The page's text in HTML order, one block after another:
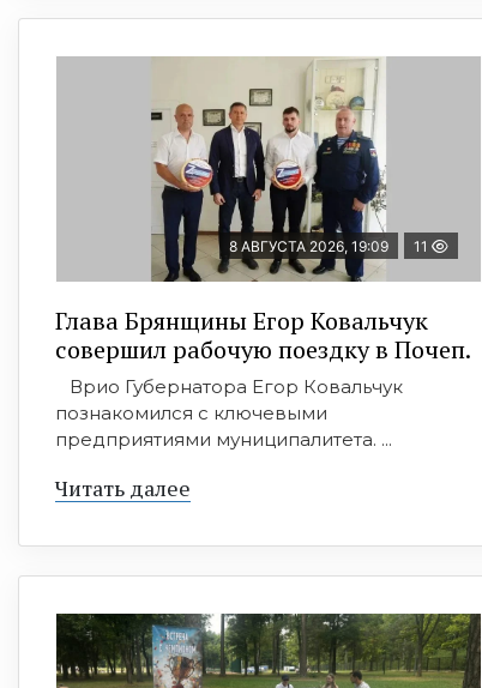
8 АВГУСТА 2026, 19:09 11
Глава Брянщины Егор Ковальчук
совершил рабочую поездку в Почеп.
Врио Губернатора Егор Ковальчук
познакомился с ключевыми
предприятиями муниципалитета. ...
Читать далее